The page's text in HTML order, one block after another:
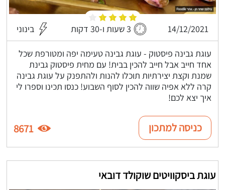
14/12/2021 3 שעות ו-30 דקות בינוני
עוגת גבינה פיסטוק - עוגת גבינה טעימה יפה ומטורפת שכל
אחד חייב אבל חייב להכין בבית! עם מחית פיסטוק גבינת
שמנת וקצת יצירתיות תוכלו להנות ולהתפנק על עוגת גבינה
קרה ללא אפיה שווה להכין לסוף השבוע! כנסו תכינו וספרו לי
איך יצא לכם!
כניסה למתכון 8671
עוגת ביסקוויטים שוקולד דובאי